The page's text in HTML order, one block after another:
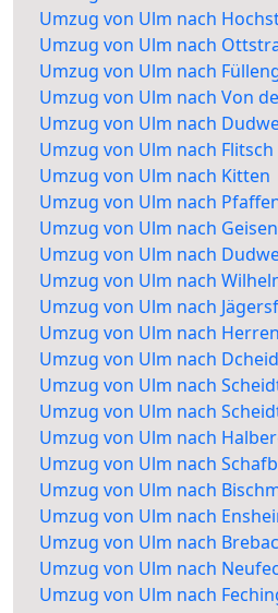
Umzug von Ulm nach
Umzug von Ulm nach
Umzug von Ulm nach
Umzug von Ulm nach Von
Umzug von Ulm nach
Umzug von Ulm nach Flitsch
Umzug von Ulm nach Kitten
Umzug von Ulm nach
Umzug von Ulm nach
Umzug von Ulm nach
Umzug von Ulm nach
Umzug von Ulm nach
Umzug von Ulm nach
Umzug von Ulm nach
Umzug von Ulm nach
Umzug von Ulm nach
Umzug von Ulm nach
Umzug von Ulm nach
Umzug von Ulm nach
Umzug von Ulm nach
Umzug von Ulm nach
Umzug von Ulm nach
Umzug von Ulm nach